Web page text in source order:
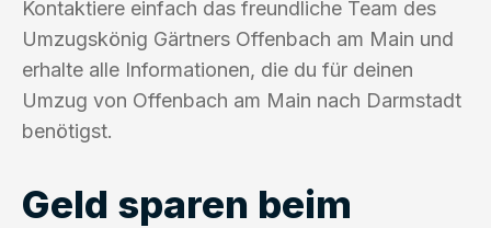
Kontaktiere einfach das freundliche Team des
Umzugskönig Gärtners Offenbach am Main und
erhalte alle Informationen, die du für deinen
Umzug von Offenbach am Main nach Darmstadt
benötigst.
Geld sparen beim